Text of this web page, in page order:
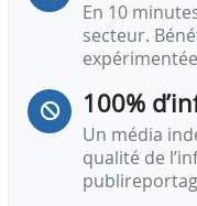
En 10
secteur.
100%
Un média
qualité de